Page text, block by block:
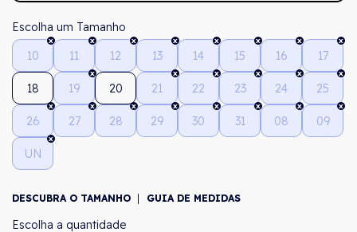
Tamanho
10
11 12 13 14 15 16 17
18 19 20 21 22 23 24 25
26 27 28 29 30 31 08 09
UN
DESCUBRA O TAMANHO GUIA DE MEDIDAS